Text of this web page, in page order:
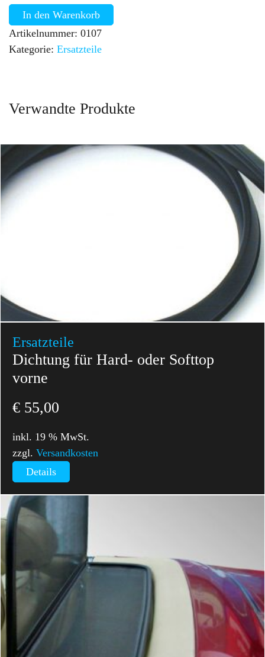
In den Warenkorb
Artikelnummer: 0107
Kategorie: Ersatzteile
Verwandte Produkte
Ersatzteile
Dichtung für Hard- oder Softtop
vorne
€ 55,00
inkl. 19 % MwSt.
zzgl.Versandkosten
Details